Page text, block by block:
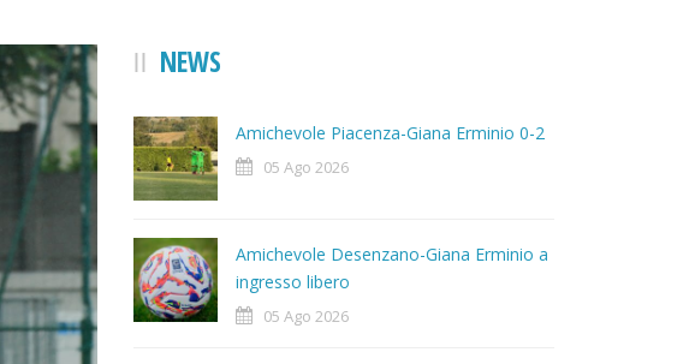
NEWS
Amichevole Piacenza-Giana Erminio 0-2
05 Ago 2026
Amichevole Desenzano-Giana Erminio a
ingresso libero
05 Ago 2026